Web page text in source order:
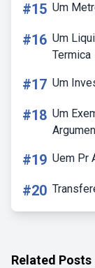
#15 Um
#16 Um
Termica
#17 Um
#18 Um
#19 Uem Pr
#20
Related Posts